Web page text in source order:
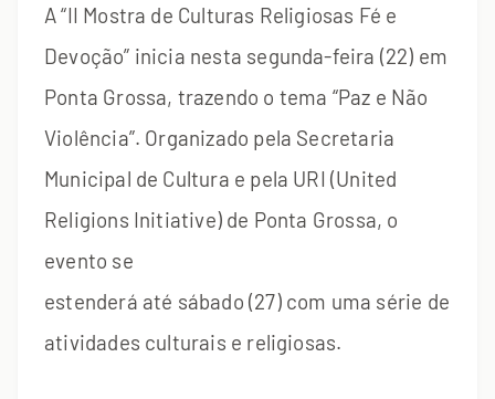
A “II Mostra de Culturas Religiosas Fé e
Devoção” inicia nesta segunda-feira (22) em
Ponta Grossa, trazendo o tema “Paz e Não
Violência”. Organizado pela Secretaria
Municipal de Cultura e pela URI (United
Religions Initiative) de Ponta Grossa, o
evento se
estenderá até sábado (27) com uma série de
atividades culturais e religiosas.